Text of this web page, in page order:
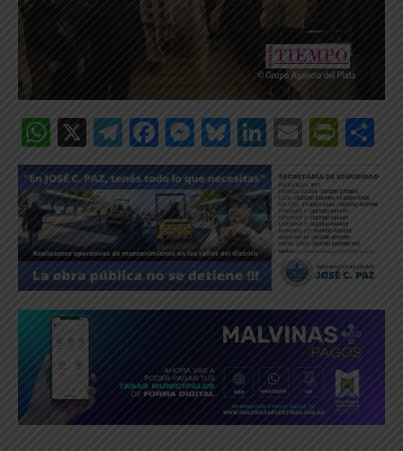
WhatsApp
X Telegram
Facebook
Messenger
Bluesky
LinkedIn
Email